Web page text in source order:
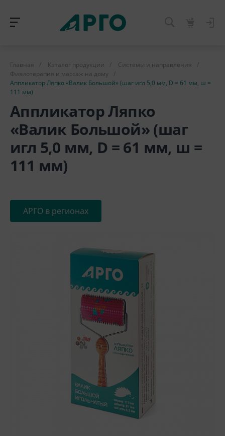
Главная / Каталог продукции / Системы и направления
/
Физиотерапия и массаж на дому
/
Аппликатор Ляпко «Валик Большой» (шаг игл 5,0 мм, D = 61 мм, ш =
111 мм)
Аппликатор Ляпко
«Валик Большой» (шаг
игл 5,0 мм, D = 61 мм, ш =
111 мм)
АРГО в регионах